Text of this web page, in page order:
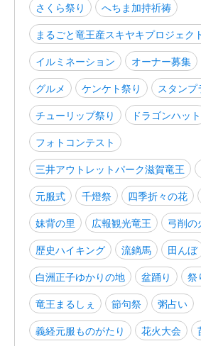
さくら祭り
へちま加持祈祷
まるごと竜王産スキヤキプロジェク
イルミネーション
オーナー募集
グルメ
ケンケト祭り
スタンプ
チューリップ祭り
ドラゴンハット
フォトコンテスト
三井アウトレットパーク滋賀竜王
元服式
千燈祭 四季折々の花
妹背の里
広報観光竜王
弓削の
歴史ハイキング
流鏑馬 田んぼ
白洲正子ゆかりの地
盆踊り 祭
竜王まるしぇ
節句祭
粥占い
義経元服ものがたり
花火大会